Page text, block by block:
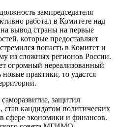
зампредседателя
работал в Комитете над
вывод страны на первые
которые предоставляет
попасть в Комитет и
из сложных регионов России.
огромный нереализованный
практики, то удастся
защитил
кандидатом политических
сфере экономики и финансов.